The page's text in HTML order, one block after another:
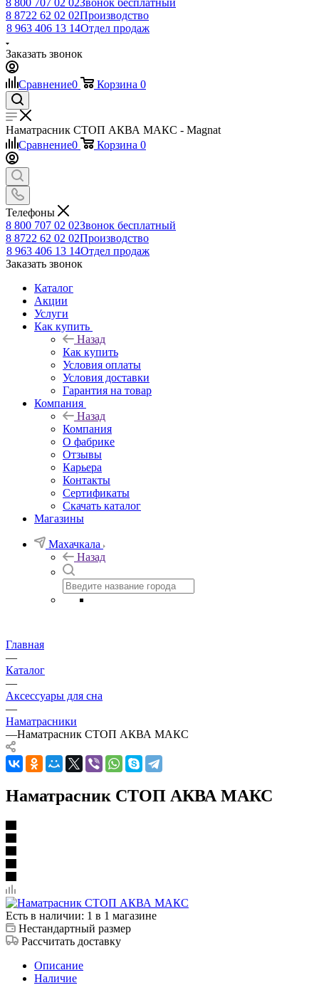
8 800 707 02 02Звонок бесплатный
8 8722 62 02 02Производство
8 963 406 13 14Отдел продаж
Заказать звонок
Сравнение0 Корзина 0
Наматрасник СТОП АКВА МАКС - Magnat
Сравнение0 Корзина 0
Телефоны
8 800 707 02 02Звонок бесплатный
8 8722 62 02 02Производство
8 963 406 13 14Отдел продаж
Заказать звонок
Каталог
Акции
Услуги
Как купить
Назад
Как купить
Условия оплаты
Условия доставки
Гарантия на товар
Компания
Назад
Компания
О фабрике
Отзывы
Карьера
Контакты
Сертификаты
Скачать каталог
Магазины
Махачкала
Назад
Главная
—
Каталог
—
Аксессуары для сна
—
Наматрасники
—Наматрасник СТОП АКВА МАКС
Наматрасник СТОП АКВА МАКС
Есть в наличии: 1 в 1 магазине
Нестандартный размер
Рассчитать доставку
Описание
Наличие